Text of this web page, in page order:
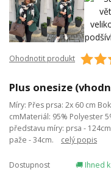
Ohodnotit produkt
Plus onesize
Míry: Přes prsa: 2x 60 cm
cmMateriál: 95% Polyester
představu míry: prsa -
paže - 34cm. celý popis
Dostupnost 🚚 Ihned